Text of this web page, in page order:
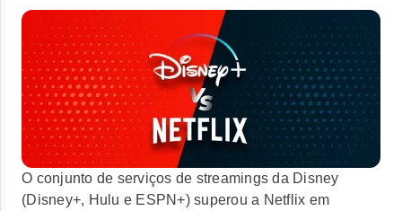
O conjunto de serviços de streamings da Disney
(Disney+, Hulu e ESPN+) superou a Netflix em